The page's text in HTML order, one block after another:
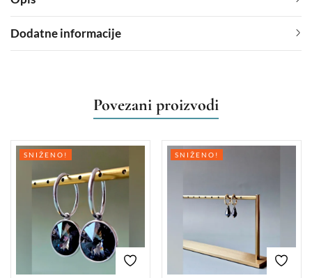
Dodatne informacije
Povezani proizvodi
SNIŽENO! SNIŽENO!